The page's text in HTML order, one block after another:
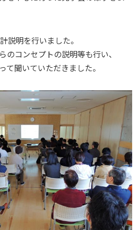
説明を行いました。
のコンセプトの説明等も行い、
て聞いていただきました。